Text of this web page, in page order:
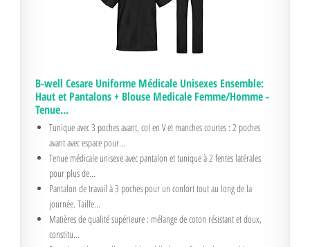
B-well Cesare Uniforme Médicale Unisexes Ensemble:
Haut et Pantalons + Blouse Medicale Femme/Homme -
Tenue...
Tunique avec 3 poches avant, col en V et manches courtes : 2 poches
avant avec espace pour...
Tenue médicale unisexe avec pantalon et tunique à 2 fentes latérales
pour plus de...
Pantalon de travail à 3 poches pour un confort tout au long de la
journée. Taille...
Matières de qualité supérieure : mélange de coton résistant et doux,
constitu...